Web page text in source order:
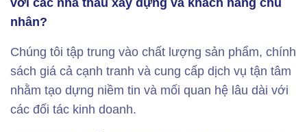
với các nhà thầu xây dựng và khách hàng chủ
nhân?
Chúng tôi tập trung vào chất lượng sản phẩm, chính
sách giá cả cạnh tranh và cung cấp dịch vụ tận tâm
nhằm tạo dựng niềm tin và mối quan hệ lâu dài với
các đối tác kinh doanh.